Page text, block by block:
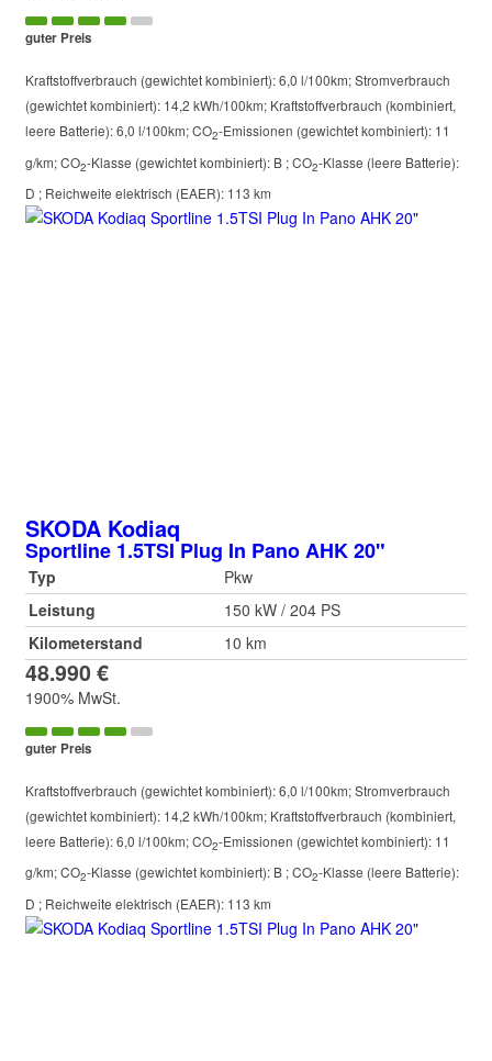
guter Preis
Kraftstoffverbrauch (gewichtet kombiniert):6,0 l/100km;Stromverbrauch
(gewichtet kombiniert): 14,2 kWh/100km; Kraftstoffverbrauch (kombiniert,
leere Batterie):6,0 l/100km;CO2-Emissionen (gewichtet kombiniert): 11
g/km;CO2-Klasse (gewichtet kombiniert): B ;CO2-Klasse (leere Batterie):
D ; Reichweite elektrisch (EAER): 113 km
SKODA Kodiaq
Sportline 1.5TSI Plug In Pano AHK 20"
Typ
Pkw
Leistung
150 kW / 204 PS
Kilometerstand
10 km
48.990 €
1900% MwSt.
guter Preis
Kraftstoffverbrauch (gewichtet kombiniert):6,0 l/100km;Stromverbrauch
(gewichtet kombiniert): 14,2 kWh/100km; Kraftstoffverbrauch (kombiniert,
leere Batterie):6,0 l/100km;CO2-Emissionen (gewichtet kombiniert): 11
g/km;CO2-Klasse (gewichtet kombiniert): B ;CO2-Klasse (leere Batterie):
D ; Reichweite elektrisch (EAER): 113 km